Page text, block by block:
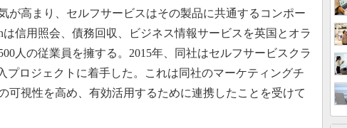
が高まり、セルフサービスはその製品に共通するコンポー
は信用照会、債務回収、ビジネス情報サービスを英国とオラ
人の従業員を擁する。2015年、同社はセルフサービスクラ
プロジェクトに着手した。これは同社のマーケティングチ
可視性を高め、有効活用するために連携したことを受けて